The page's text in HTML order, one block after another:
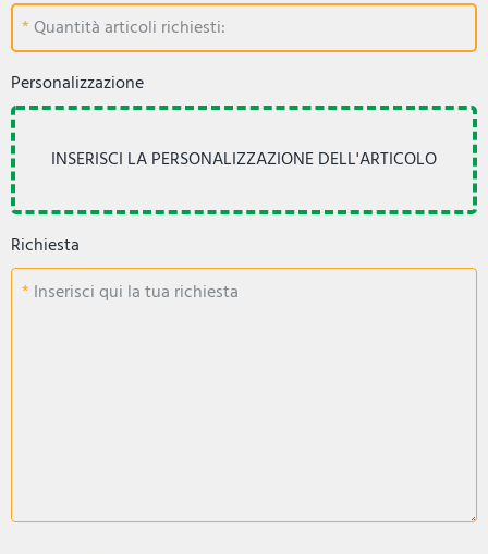
Quantità articoli richiesti:
Personalizzazione
Richiesta
Inserisci qui la tua richiesta